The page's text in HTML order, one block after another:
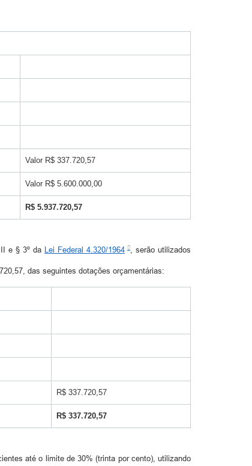
Valor R$ 337.720,57
Valor R$ 5.600.000,00
R$ 5.937.720,57
e § 3º da Lei Federal 4.320/1964 , serão utilizados
das seguintes dotações orçamentárias:
R$ 337.720,57
R$ 337.720,57
até o limite de 30% (trinta por cento), utilizando